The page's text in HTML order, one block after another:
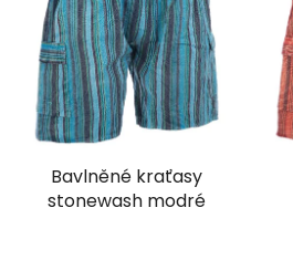
Bavlněné kraťasy
stonewash modré